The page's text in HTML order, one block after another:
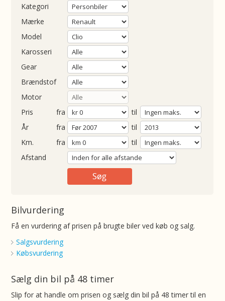
Kategori
Mærke
Model
Karosseri
Gear
Brændstof
Motor
Pris
fra
til
fra
til
fra
til
Afstand
Bilvurdering
Få en vurdering af prisen på brugte biler ved køb og salg.
Salgsvurdering
Købsvurdering
Sælg din bil på 48 timer
Slip for at handle om prisen og sælg din bil på 48 timer til en